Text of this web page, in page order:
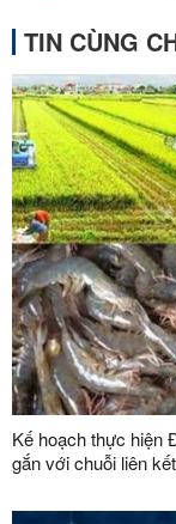
TIN CÙNG
Kế hoạch thực hiện
gắn với chuỗi liên
2030”